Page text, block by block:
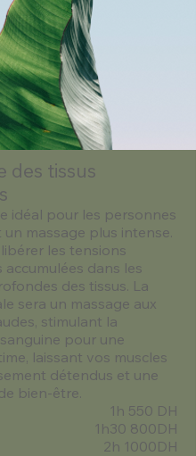
des tissus
idéal pour les personnes
massage plus intense.
les tensions
accumulées dans les
des tissus. La
sera un massage aux
stimulant la
pour une
laissant vos muscles
détendus et une
bien-être.
1h 550 DH
1h30 800DH
2h 1000DH